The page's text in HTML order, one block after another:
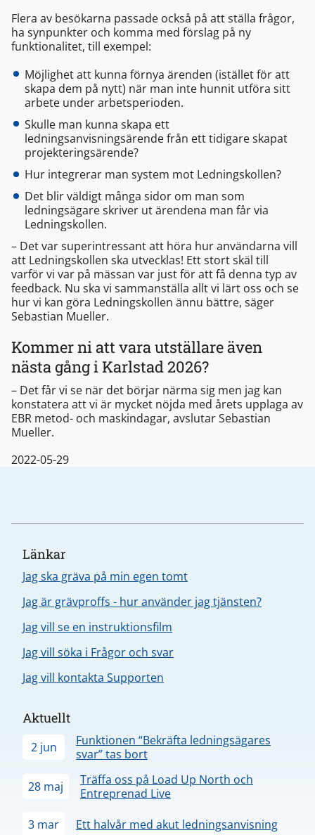
Flera av besökarna passade också på att ställa frågor,
ha synpunkter och komma med förslag på ny
funktionalitet, till exempel:
Möjlighet att kunna förnya ärenden (istället för att
skapa dem på nytt) när man inte hunnit utföra sitt
arbete under arbetsperioden.
Skulle man kunna skapa ett
ledningsanvisningsärende från ett tidigare skapat
projekteringsärende?
Hur integrerar man system mot Ledningskollen?
Det blir väldigt många sidor om man som
ledningsägare skriver ut ärendena man får via
Ledningskollen.
– Det var superintressant att höra hur användarna vill
att Ledningskollen ska utvecklas! Ett stort skäl till
varför vi var på mässan var just för att få denna typ av
feedback. Nu ska vi sammanställa allt vi lärt oss och se
hur vi kan göra Ledningskollen ännu bättre, säger
Sebastian Mueller.
Kommer ni att vara utställare även
nästa gång i Karlstad 2026?
– Det får vi se när det börjar närma sig men jag kan
konstatera att vi är mycket nöjda med årets upplaga av
EBR metod- och maskindagar, avslutar Sebastian
Mueller.
2022-05-29
Länkar
Jag ska gräva på min egen tomt
Jag är grävproffs - hur använder jag tjänsten?
Jag vill se en instruktionsfilm
Jag vill söka i Frågor och svar
Jag vill kontakta Supporten
Aktuellt
2 jun
Funktionen “Bekräfta ledningsägares
svar” tas bort
28 maj
Träffa oss på Load Up North och
Entreprenad Live
3 mar
Ett halvår med akut ledningsanvisning